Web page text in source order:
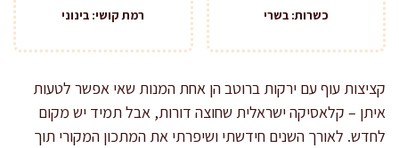
כשרות: בשרי רמת קושי: בינוני
קציצות עוף עם ירקות ברוטב הן אחת המנות שאי אפשר לטעות
איתן – קלאסיקה ישראלית שחוצה דורות, אבל תמיד יש מקום
לחדש. לאורך השנים חידשתי ושיפרתי את המתכון המקורי תוך